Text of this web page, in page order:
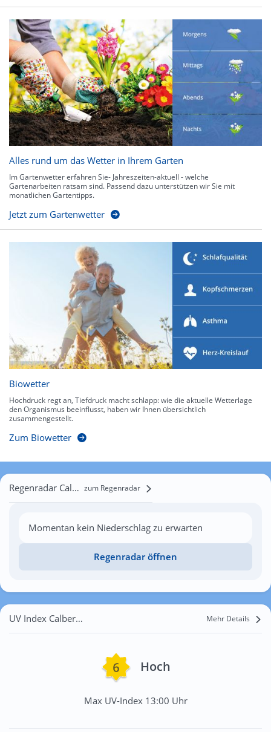
Alles rund um das Wetter in Ihrem Garten
Im Gartenwetter erfahren Sie- Jahreszeiten-aktuell - welche
Gartenarbeiten ratsam sind. Passend dazu unterstützen wir Sie mit
monatlichen Gartentipps.
Jetzt zum Gartenwetter
Biowetter
Hochdruck regt an, Tiefdruck macht schlapp: wie die aktuelle Wetterlage
den Organismus beeinflusst, haben wir Ihnen übersichtlich
zusammengestellt.
Zum Biowetter
Regenradar Calberlah zum Regenradar
Momentan kein Niederschlag zu erwarten
Regenradar öffnen
UV Index Calberlah Mehr Details
Hoch
Max UV-Index 13:00 Uhr